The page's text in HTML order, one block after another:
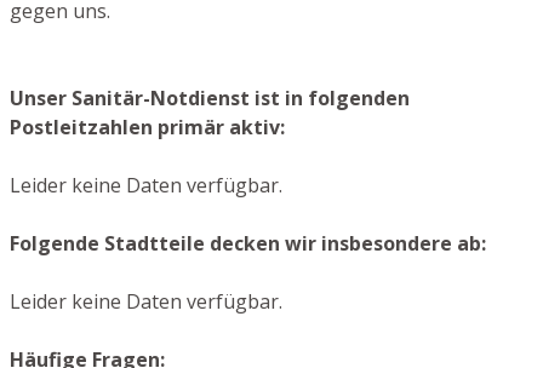
gegen uns.
Unser Sanitär-Notdienst ist in folgenden
Postleitzahlen primär aktiv:
Leider keine Daten verfügbar.
Folgende Stadtteile decken wir insbesondere ab:
Leider keine Daten verfügbar.
Häufige Fragen: